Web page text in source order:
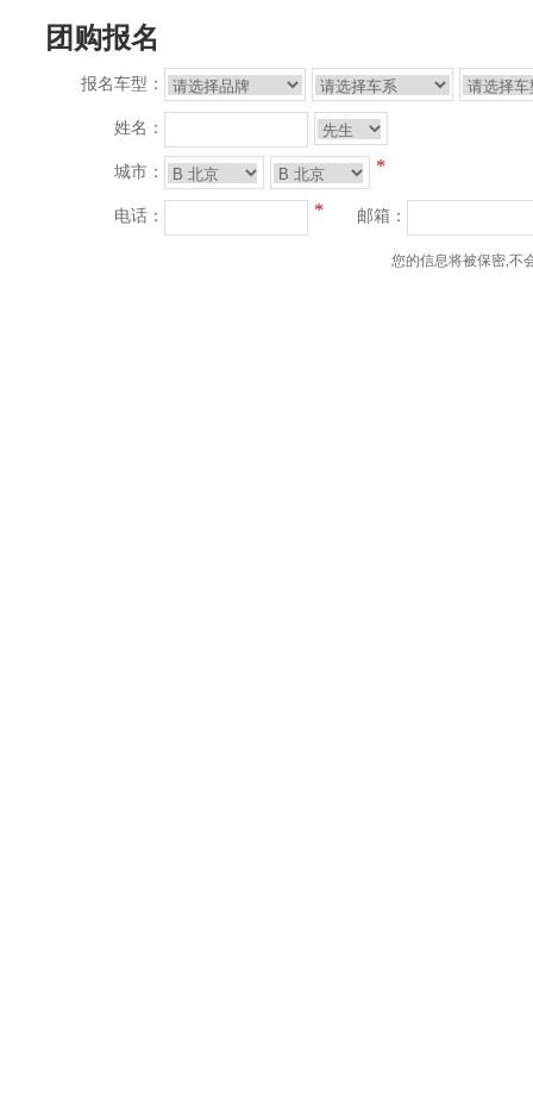
团购报名
报名车型：
姓名：
城市： *
电话： * 邮箱：
您的信息将被保密,不